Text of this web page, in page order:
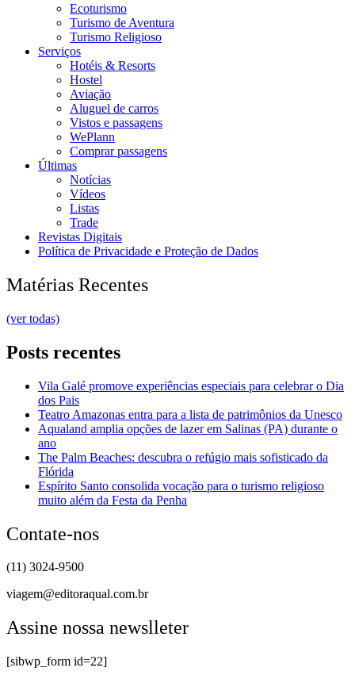
Ecoturismo
Turismo de Aventura
Turismo Religioso
Serviços
Hotéis & Resorts
Hostel
Aviação
Aluguel de carros
Vistos e passagens
WePlann
Comprar passagens
Últimas
Notícias
Vídeos
Listas
Trade
Revistas Digitais
Política de Privacidade e Proteção de Dados
Matérias Recentes
(ver todas)
Posts recentes
Vila Galé promove experiências especiais para celebrar o Dia
dos Pais
Teatro Amazonas entra para a lista de patrimônios da Unesco
Aqualand amplia opções de lazer em Salinas (PA) durante o
ano
The Palm Beaches: descubra o refúgio mais sofisticado da
Flórida
Espírito Santo consolida vocação para o turismo religioso
muito além da Festa da Penha
Contate-nos
(11) 3024-9500
viagem@editoraqual.com.br
Assine nossa newslleter
[sibwp_form id=22]